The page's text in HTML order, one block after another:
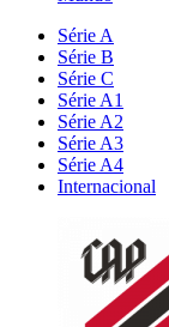
Série A
Série B
Série C
Série A1
Série A2
Série A3
Série A4
Internacional